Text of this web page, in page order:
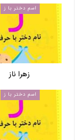
اسم دختر با ز
زهرا ناز
اسم دختر با ز